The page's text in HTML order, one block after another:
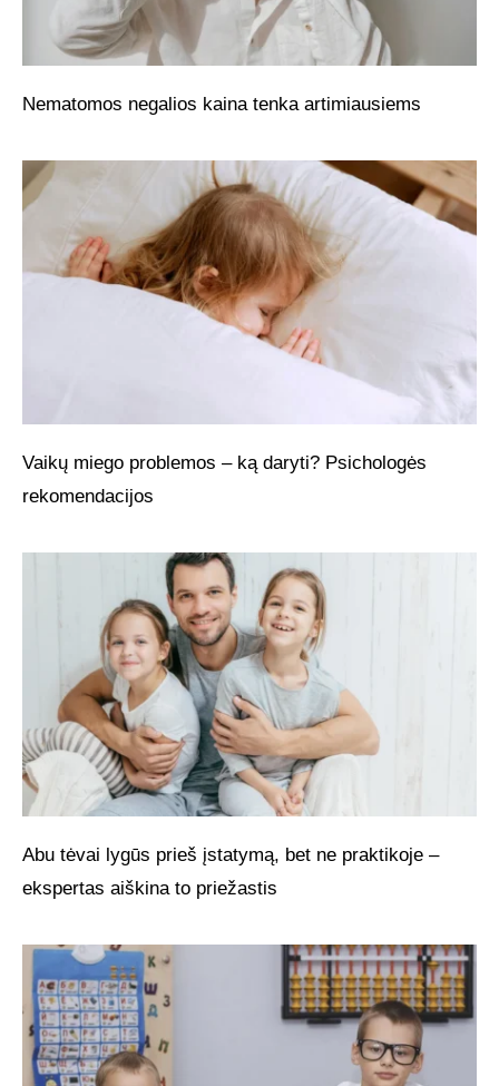
Nematomos negalios kaina tenka artimiausiems
Vaikų miego problemos – ką daryti? Psichologės
rekomendacijos
Abu tėvai lygūs prieš įstatymą, bet ne praktikoje –
ekspertas aiškina to priežastis